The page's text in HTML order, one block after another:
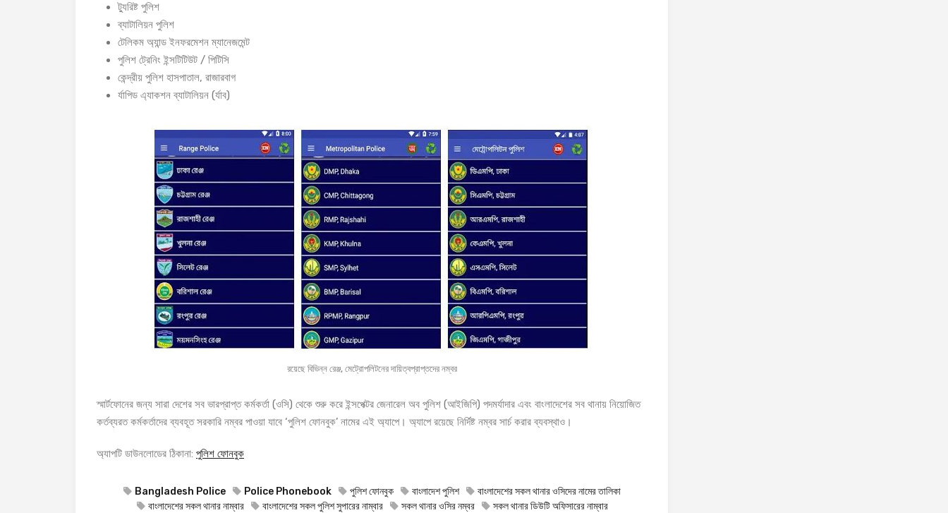
ট্যুরিষ্ট পুলিশ
ব্যাটালিয়ন পুলিশ
টেলিকম অ্যান্ড ইনফরমেশন ম্যানেজমেন্ট
পুলিশ ট্রেনিং ইন্সটিটিউট / পিটিসি
কেন্দ্রীয় পুলিশ হাসপাতাল, রাজারবাগ
র্যাপিড এ্যাকশন ব্যাটালিয়ন (র্যাব)
রয়েছে বিভিন্ন রেঞ্জ, মেট্রোপলিটনের দায়িত্বপ্রাপ্তদের নম্বর
স্মার্টফোনের জন্য সারা দেশের সব ভারপ্রাপ্ত কর্মকর্তা (ওসি) থেকে শুরু করে ইন্সপেক্টর জেনারেল অব পুলিশ (আইজিপি) পদমর্যাদার এবং বাংলাদেশের সব থানায় নিয়োজিত
কর্তব্যরত কর্মকর্তাদের ব্যবহূত সরকারি নম্বর পাওয়া যাবে ‘পুলিশ ফোনবুক’ নামের এই অ্যাপে। অ্যাপে রয়েছে নির্দিষ্ট নম্বর সার্চ করার ব্যবস্থাও।
অ্যাপটি ডাউনলোডের ঠিকানা: পুলিশ ফোনবুক
Bangladesh Police Police Phonebook পুলিশ ফোনবুক বাংলাদেশ পুলিশ
বাংলাদেশের সকল থানার ওসিদের নামের তালিকা
বাংলাদেশের সকল থানার নাম্বার
বাংলাদেশের সকল পুলিশ সুপারের নাম্বার সকল থানার ওসির নম্বর সকল থানার ডিউটি অফিসারের নাম্বার